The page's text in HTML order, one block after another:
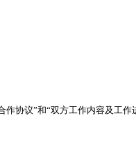
协议”和“双方工作内容及工